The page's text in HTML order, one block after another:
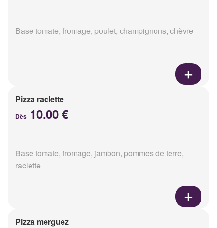
Base tomate, fromage, poulet, champignons, chèvre
Pizza raclette
Dès 10.00 €
Base tomate, fromage, jambon, pommes de terre,
raclette
Pizza merguez